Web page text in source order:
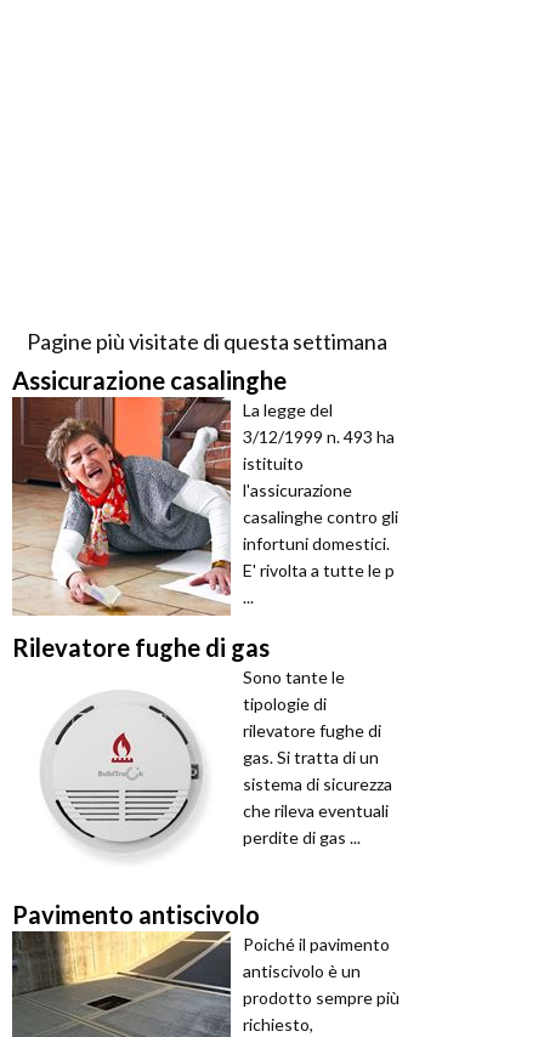
Pagine più visitate di questa settimana
Assicurazione casalinghe
La legge del
3/12/1999 n. 493 ha
istituito
l'assicurazione
casalinghe contro gli
infortuni domestici.
E' rivolta a tutte le p
...
Rilevatore fughe di gas
Sono tante le
tipologie di
rilevatore fughe di
gas. Si tratta di un
sistema di sicurezza
che rileva eventuali
perdite di gas ...
Pavimento antiscivolo
Poiché il pavimento
antiscivolo è un
prodotto sempre più
richiesto,